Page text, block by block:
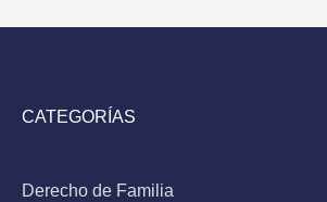
CATEGORÍAS
Derecho de Familia